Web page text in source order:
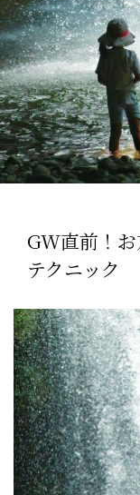
GW直前！
テクニック